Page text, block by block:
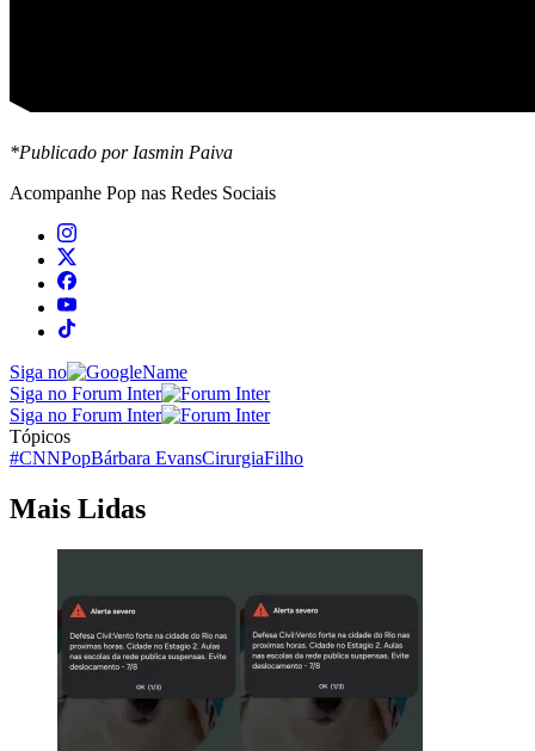
*Publicado por Iasmin Paiva
Acompanhe Pop nas Redes Sociais
Siga no
Siga no Forum Inter
Siga no Forum Inter
Tópicos
#CNNPopBárbara EvansCirurgiaFilho
Mais Lidas